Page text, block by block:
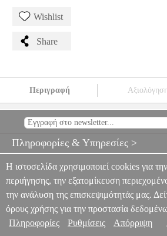
Wishlist
Share
Περιγραφή Αξιολόγηση
OEM ΠΡΟΣΟΨΕΙΣ TEMPERED
Πληροφορίες & Υπηρεσίες >
Η ιστοσελίδα χρησιμοποιεί cookies για
περιήγησης, την εξατομίκευση
την ανάλυση της επισκεψιμότητάς μας.
όρους χρήσης για την προστασία
Πληροφορίες
Ρυθμίσεις Απόρριψη